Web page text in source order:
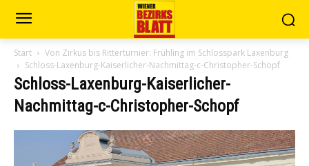
Start
Von Zirkus bis Ritterturnier: Frühling im Schlosspark Laxenburg
Schloss-Laxenburg-Kaiserlicher-Nachmittag-c-Christopher-Schopf
Schloss-Laxenburg-Kaiserlicher-
Nachmittag-c-Christopher-Schopf